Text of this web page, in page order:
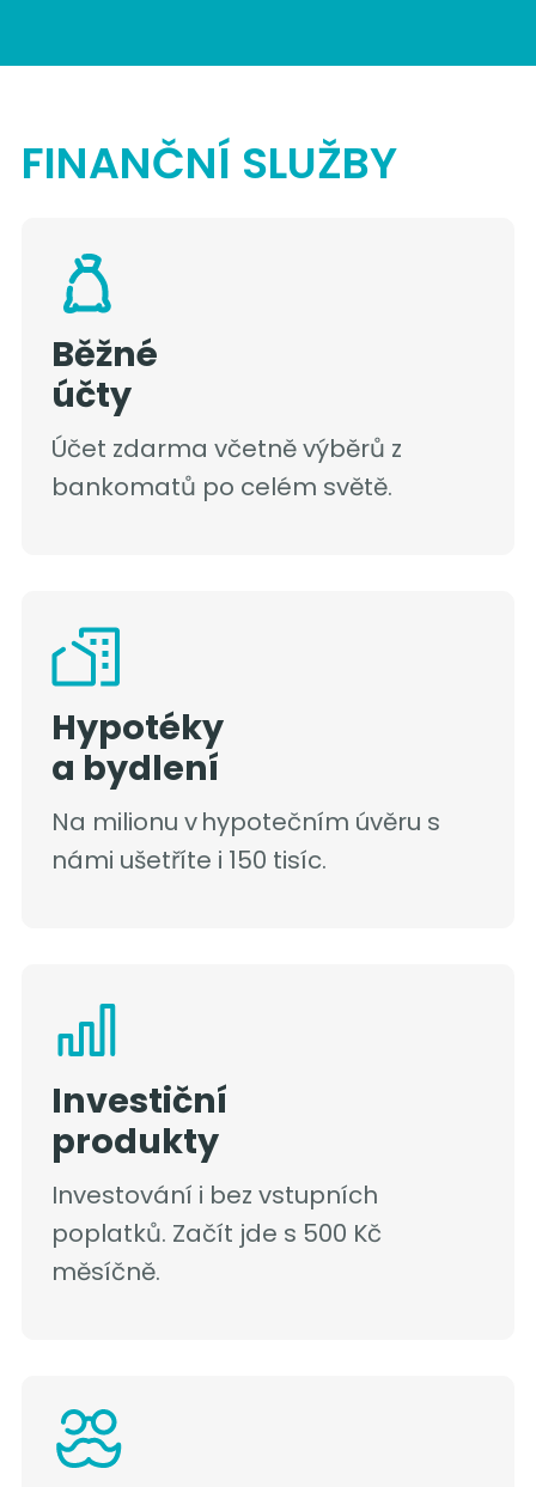
FINANČNÍ SLUŽBY
Běžné
účty
Účet zdarma včetně výběrů z
bankomatů po celém světě.
Hypotéky
a bydlení
Na milionu v hypotečním úvěru s
námi ušetříte i 150 tisíc.
Investiční
produkty
Investování i bez vstupních
poplatků. Začít jde s 500 Kč
měsíčně.